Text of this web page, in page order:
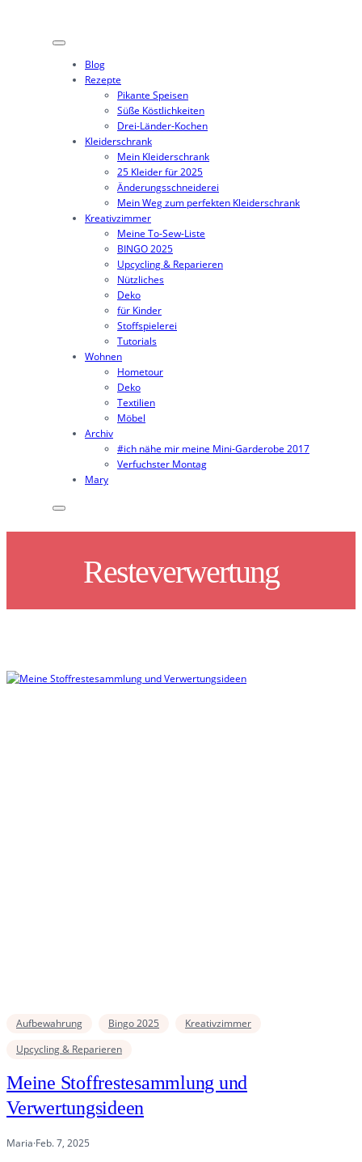
Blog
Rezepte
Pikante Speisen
Süße Köstlichkeiten
Drei-Länder-Kochen
Kleiderschrank
Mein Kleiderschrank
25 Kleider für 2025
Änderungsschneiderei
Mein Weg zum perfekten Kleiderschrank
Kreativzimmer
Meine To-Sew-Liste
BINGO 2025
Upcycling & Reparieren
Nützliches
Deko
für Kinder
Stoffspielerei
Tutorials
Wohnen
Hometour
Deko
Textilien
Möbel
Archiv
#ich nähe mir meine Mini-Garderobe 2017
Verfuchster Montag
Mary
Resteverwertung
Aufbewahrung Bingo 2025
Kreativzimmer
Upcycling & Reparieren
Meine Stoffrestesammlung und
Verwertungsideen
Maria·Feb. 7, 2025